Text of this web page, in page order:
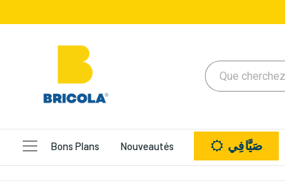
Bons Plans Nouveautés صَيَّافِي